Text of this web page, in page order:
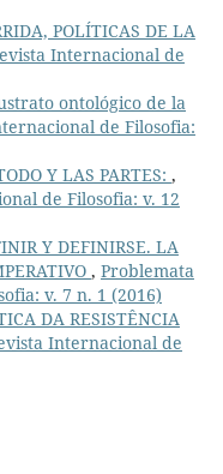
POLÍTICAS DE LA
Internacional de
ontológico de la
de Filosofia:
Y LAS PARTES: ,
de Filosofia: v. 12
Y DEFINIRSE. LA
, Problemata
v. 7 n. 1 (2016)
DA RESISTÊNCIA
Internacional de